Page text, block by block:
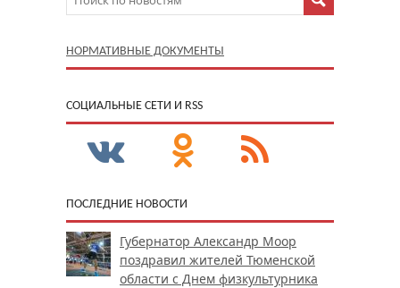
НОРМАТИВНЫЕ ДОКУМЕНТЫ
CОЦИАЛЬНЫЕ СЕТИ И RSS
ПОСЛЕДНИЕ НОВОСТИ
Губернатор Александр Моор
поздравил жителей Тюменской
области с Днем физкультурника